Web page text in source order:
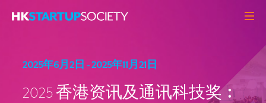
初创头条
观点角度
2025年6月2日 - 2025年11月21日
2025 香港资讯及通讯科技奖︰